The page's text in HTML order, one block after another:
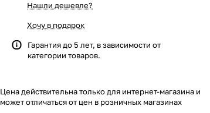
Нашли дешевле?
Хочу в подарок
Гарантия до 5 лет, в зависимости от
категории товаров.
Цена действительна только для интернет-магазина и
может отличаться от цен в розничных магазинах